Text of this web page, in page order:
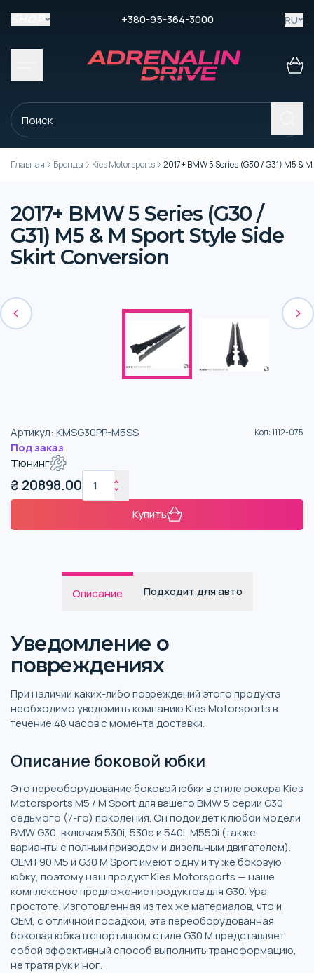
+380-95-364-3000 RU
Главная Бренды Kies Motorsports 2017+ BMW 5 Series (G30 / G31) M5 &
2017+ BMW 5 Series (G30 /
G31) M5 & M Sport Style Side
Skirt Conversion
Артикул: KMSG30PP-M5SS Код:1112-075
Под заказ
Тюнинг
₴ 20898.00
Купить
Описание Подходит для авто
Уведомление о
повреждениях
При наличии каких-либо повреждений этого продукта
необходимо уведомить компанию Kies Motorsports в
течение 48 часов с момента доставки.
Описание боковой юбки
Это переоборудование боковой юбки в стиле рокера Kies
Motorsports M5 / M Sport для вашего BMW 5 серии G30
седьмого (7-го) поколения. Он подойдет к любой модели
BMW G30, включая 530i, 530e и 540i, M550i (также
варианты с полным приводом и дизельным двигателем).
OEM F90 M5 и G30 M Sport имеют одну и ту же боковую
юбку, поэтому наш продукт Kies Motorsports — наше
комплексное предложение продуктов для G30. Ура
простоте. Изготовленная из тех же материалов, что и
OEM, с отличной посадкой, эта переоборудованная
боковая юбка в спортивном стиле G30 M представляет
собой эффективный способ выполнить трансформацию,
не тратя рук и ног.